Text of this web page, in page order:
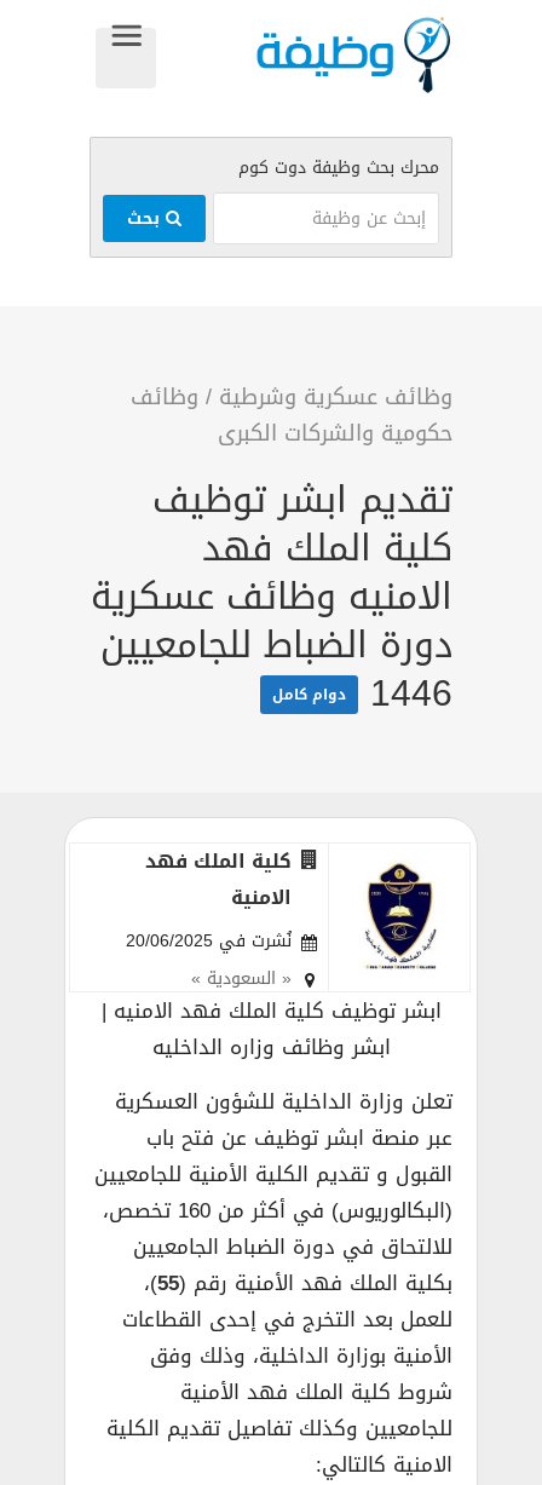
وظائف عسكرية وشرطية / وظائف
حكومية والشركات الكبرى
تقديم ابشر توظيف
كلية الملك فهد
الامنيه وظائف عسكرية
دورة الضباط للجامعيين
1446 دوام كامل
كلية الملك فهد
الامنية
نُشرت في 20/06/2025
« السعودية »
ابشر توظيف كلية الملك فهد الامنيه |
ابشر وظائف وزاره الداخليه
تعلن وزارة الداخلية للشؤون العسكرية
عبر منصة ابشر توظيف عن فتح باب
القبول و تقديم الكلية الأمنية للجامعيين
(البكالوريوس) في أكثر من 160 تخصص،
للالتحاق في دورة الضباط الجامعيين
بكلية الملك فهد الأمنية رقم (55)،
للعمل بعد التخرج في إحدى القطاعات
الأمنية بوزارة الداخلية، وذلك وفق
شروط كلية الملك فهد الأمنية
للجامعيين وكذلك تفاصيل تقديم الكلية
الامنية كالتالي: